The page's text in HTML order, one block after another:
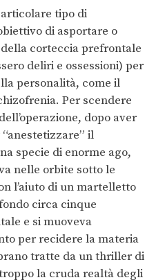
tipo di
di asportare o
corteccia prefrontale
deliri e ossessioni) per
personalità, come il
Per scendere
dopo aver
il
specie di enorme ago,
nelle orbite sotto le
l’aiuto di un martelletto
circa cinque
e si muoveva
per recidere la materia
tratte da un thriller di
la cruda realtà degli